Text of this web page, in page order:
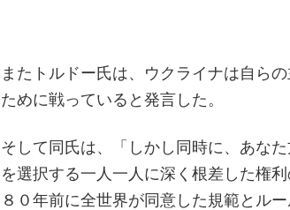
またトルドー氏は、ウクライナは自ら
ために戦っていると発言した。
そして同氏は、「しかし同時に、あな
を選択する一人一人に深く根差した権
８０年前に全世界が同意した規範とル